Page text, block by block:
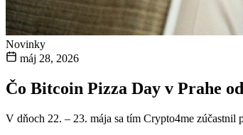
Novinky
máj 28, 2026
Čo Bitcoin Pizza Day v Prahe
V dňoch 22. – 23. mája sa tím Crypto4me zúčastnil